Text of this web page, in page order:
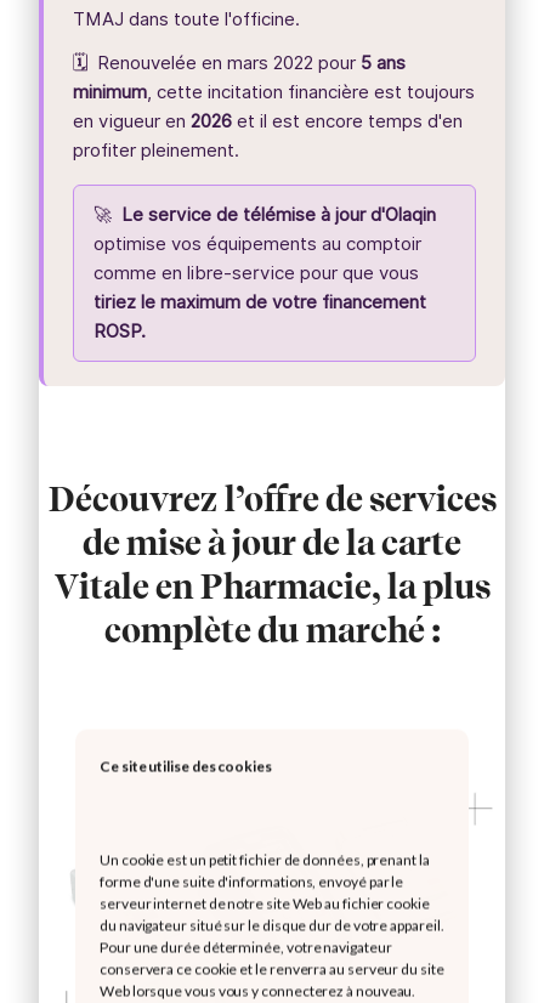
Ce site utilise des cookies
Un cookie est un petit fichier de données, prenant la
forme d'une suite d'informations, envoyé par le
serveur internet de notre site Web au fichier cookie
du navigateur situé sur le disque dur de votre appareil.
Pour une durée déterminée, votre navigateur
conservera ce cookie et le renverra au serveur du site
Web lorsque vous vous y connecterez à nouveau.
TMAJ dans toute l'officine.
🗓️ Renouvelée en mars 2022 pour 5 ans
minimum, cette incitation financière est toujours
en vigueur en 2026 et il est encore temps d'en
profiter pleinement.
🚀 Le service de télémise à jour d'Olaqin
optimise vos équipements au comptoir
comme en libre-service pour que vous
tiriez le maximum de votre financement
ROSP.
Découvrez l’offre de services
de mise à jour de la carte
Vitale en Pharmacie, la plus
complète du marché :